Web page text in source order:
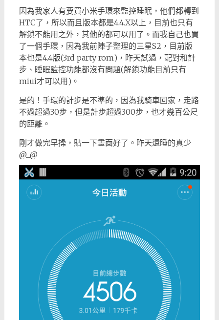
因為我家人有要買小米手環來監控睡眠，他們都轉到
HTC了，所以而且版本都是4.4.X以上，目前也只有
解鎖不能用之外，其他的都可以用了。而我自己也買
了一個手環，因為我前陣子整理的三星S2，目前版
本也是4.4版(3rd party rom)，昨天試過，配對和計
步、睡眠監控功能都沒有問題(解鎖功能目前只有
miui才可以用)。
是的！手環的計步是不準的，因為我騎車回家，走路
不過超過30步，但是計步超過300步，也才幾百公尺
的距離。
剛才做完早操，貼一下畫面好了。昨天還睡的真少
@_@